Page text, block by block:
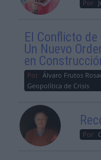
Por
El Conflicto de
Un Nuevo
en
Por Álvaro Frutos
Geopolítica de Crisis
Por